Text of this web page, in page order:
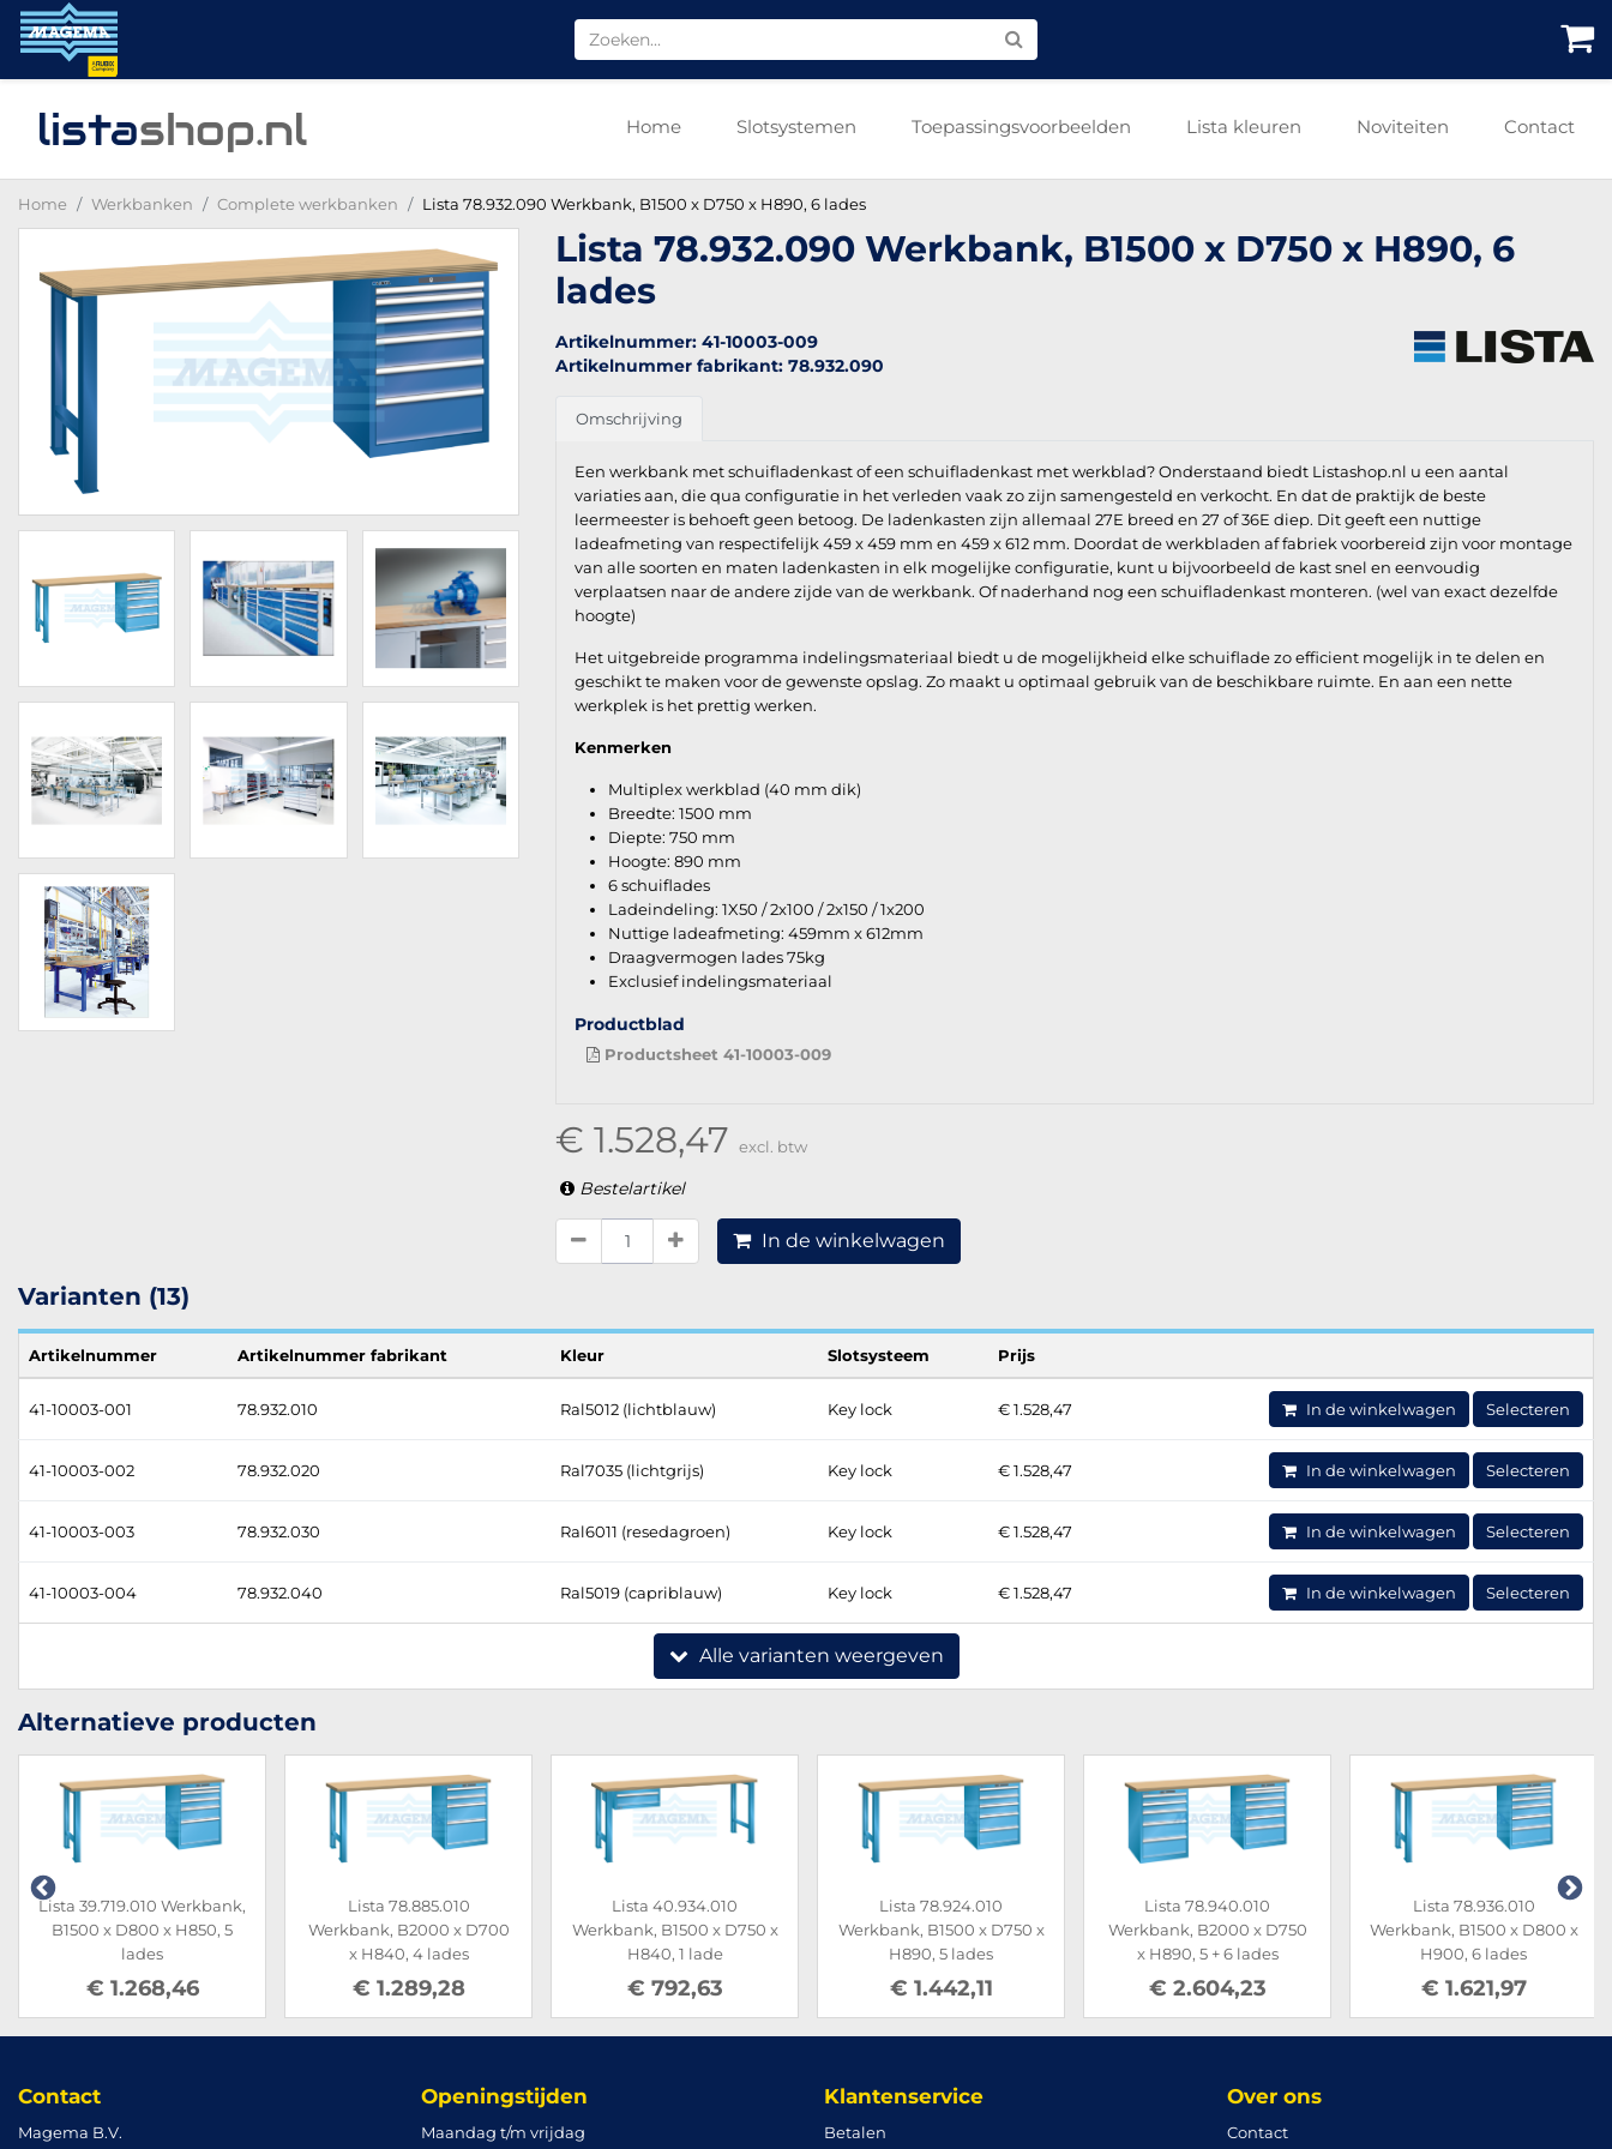
listashop.nl Home Slotsystemen Toepassingsvoorbeelden Lista kleuren Noviteiten Contact
Home Werkbanken Complete werkbanken Lista 78.932.090 Werkbank, B1500 x D750 x H890, 6 lades
Lista 78.932.090 Werkbank, B1500 x D750 x H890, 6
lades
Artikelnummer: 41-10003-009
Artikelnummer fabrikant: 78.932.090
Omschrijving
Een werkbank met schuifladenkast of een schuifladenkast met werkblad? Onderstaand biedt Listashop.nl u een aantal
variaties aan, die qua configuratie in het verleden vaak zo zijn samengesteld en verkocht. En dat de praktijk de beste
leermeester is behoeft geen betoog. De ladenkasten zijn allemaal 27E breed en 27 of 36E diep. Dit geeft een nuttige
ladeafmeting van respectifelijk 459 x 459 mm en 459 x 612 mm. Doordat de werkbladen af fabriek voorbereid zijn voor montage
van alle soorten en maten ladenkasten in elk mogelijke configuratie, kunt u bijvoorbeeld de kast snel en eenvoudig
verplaatsen naar de andere zijde van de werkbank. Of naderhand nog een schuifladenkast monteren. (wel van exact dezelfde
hoogte)
Het uitgebreide programma indelingsmateriaal biedt u de mogelijkheid elke schuiflade zo efficient mogelijk in te delen en
geschikt te maken voor de gewenste opslag. Zo maakt u optimaal gebruik van de beschikbare ruimte. En aan een nette
werkplek is het prettig werken.
Kenmerken
Multiplex werkblad (40 mm dik)
Breedte: 1500 mm
Diepte: 750 mm
Hoogte: 890 mm
6 schuiflades
Ladeindeling: 1X50 / 2x100 / 2x150 / 1x200
Nuttige ladeafmeting: 459mm x 612mm
Draagvermogen lades 75kg
Exclusief indelingsmateriaal
Productblad
Productsheet 41-10003-009
€ 1.528,47 excl. btw
Bestelartikel
In de winkelwagen
Varianten (13)
Artikelnummer Artikelnummer fabrikant Kleur Slotsysteem Prijs
41-10003-001 78.932.010 Ral5012 (lichtblauw) Key lock € 1.528,47 In de winkelwagen Selecteren
41-10003-002 78.932.020 Ral7035 (lichtgrijs) Key lock € 1.528,47 In de winkelwagen Selecteren
41-10003-003 78.932.030 Ral6011 (resedagroen) Key lock € 1.528,47 In de winkelwagen Selecteren
41-10003-004 78.932.040 Ral5019 (capriblauw) Key lock € 1.528,47 In de winkelwagen Selecteren
Alle varianten weergeven
Alternatieve producten
Lista 39.719.010 Werkbank,
B1500 x D800 x H850, 5
lades
€ 1.268,46
Lista 78.885.010
Werkbank, B2000 x D700
x H840, 4 lades
€ 1.289,28
Lista 40.934.010
Werkbank, B1500 x D750 x
H840, 1 lade
€ 792,63
Lista 78.924.010
Werkbank, B1500 x D750 x
H890, 5 lades
€ 1.442,11
Lista 78.940.010
Werkbank, B2000 x D750
x H890, 5 + 6 lades
€ 2.604,23
Lista 78.936.010
Werkbank, B1500 x D800 x
H900, 6 lades
€ 1.621,97
Contact
Magema B.V.
Openingstijden
Maandag t/m vrijdag
Klantenservice
Betalen
Over ons
Contact